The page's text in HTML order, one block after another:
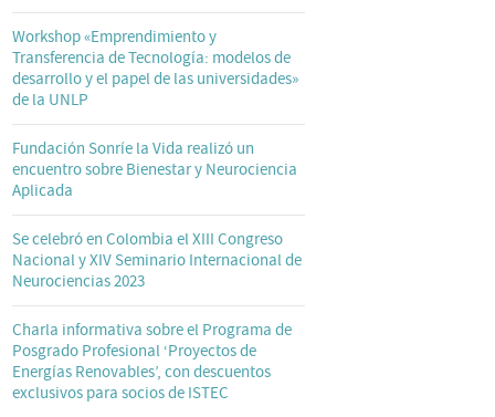
Workshop «Emprendimiento y
Transferencia de Tecnología: modelos de
desarrollo y el papel de las universidades»
de la UNLP
Fundación Sonríe la Vida realizó un
encuentro sobre Bienestar y Neurociencia
Aplicada
Se celebró en Colombia el XIII Congreso
Nacional y XIV Seminario Internacional de
Neurociencias 2023
Charla informativa sobre el Programa de
Posgrado Profesional ‘Proyectos de
Energías Renovables’, con descuentos
exclusivos para socios de ISTEC